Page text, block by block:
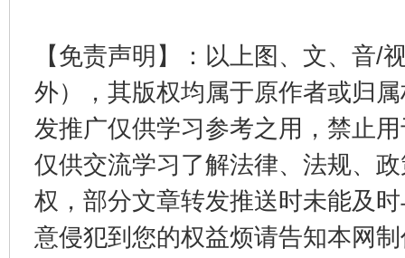
【免责声明】：以上图、文、音/
外），其版权均属于原作者或归
发推广仅供学习参考之用，禁止
仅供交流学习了解法律、法规、
权，部分文章转发推送时未能及
意侵犯到您的权益烦请告知本网